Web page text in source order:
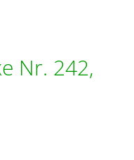
Nr. 242,